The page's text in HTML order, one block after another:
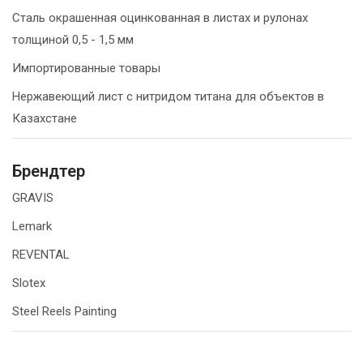
Сталь окрашенная оцинкованная в листах и рулонах
толщиной 0,5 - 1,5 мм
Импортированные товары
Нержавеющий лист с нитридом титана для объектов в
Казахстане
Брендтер
GRAVIS
Lemark
REVENTAL
Slotex
Steel Reels Painting